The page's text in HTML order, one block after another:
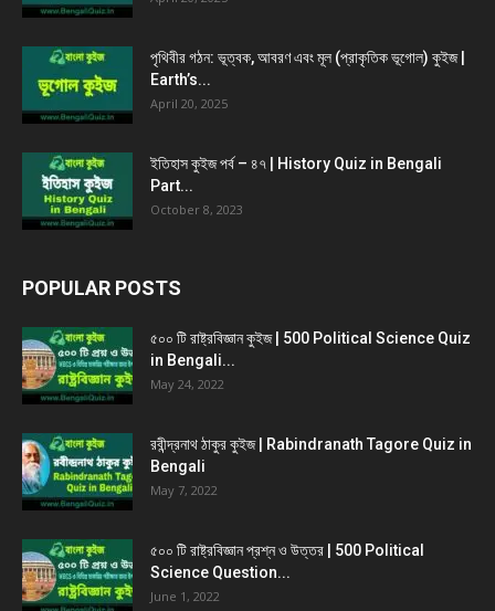
পৃথিবীর গঠন: ভূত্বক, আবরণ এবং মূল (প্রাকৃতিক ভূগোল) কুইজ |
Earth’s...
April 20, 2025
ইতিহাস কুইজ পর্ব – ৪৭ | History Quiz in Bengali
Part...
October 8, 2023
POPULAR POSTS
৫০০ টি রাষ্ট্রবিজ্ঞান কুইজ | 500 Political Science Quiz
in Bengali...
May 24, 2022
রবীন্দ্রনাথ ঠাকুর কুইজ | Rabindranath Tagore Quiz in
Bengali
May 7, 2022
৫০০ টি রাষ্ট্রবিজ্ঞান প্রশ্ন ও উত্তর | 500 Political
Science Question...
June 1, 2022